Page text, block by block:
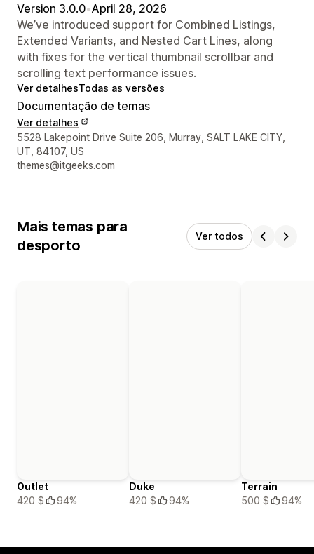
Version 3.0.0•April 28, 2026
We’ve introduced support for Combined Listings,
Extended Variants, and Nested Cart Lines, along
with fixes for the vertical thumbnail scrollbar and
scrolling text performance issues.
Ver detalhesTodas as versões
Documentação de temas
Ver detalhes
Detalhes de contacto do designer
5528 Lakepoint Drive Suite 206, Murray, SALT LAKE CITY,
UT, 84107, US
themes@itgeeks.com
Mais temas para
desporto
Ver todos
Outlet
420 $
94%
Duke
420 $
94%
Terrain
500 $
94%